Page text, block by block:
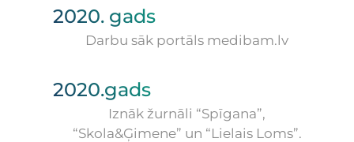
2020. gads
Darbu sāk portāls medibam.lv
2020.gads
Iznāk žurnāli “Spīgana”,
“Skola&Ģimene” un “Lielais Loms”.